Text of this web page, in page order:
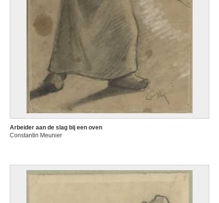
Arbeider aan de slag bij een oven
Constantin Meunier